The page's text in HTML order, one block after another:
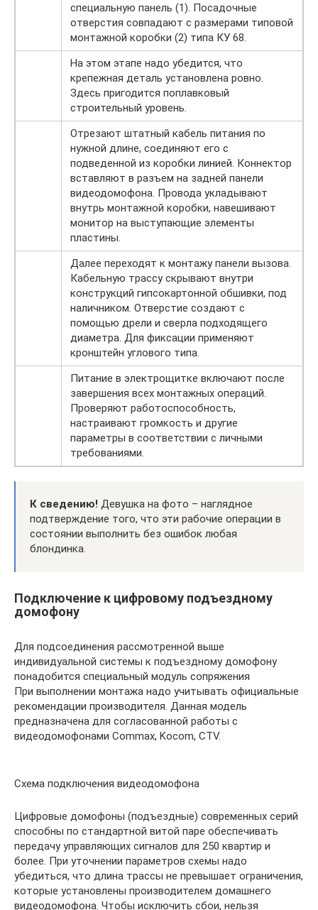
специальную панель (1). Посадочные
отверстия совпадают с размерами типовой
монтажной коробки (2) типа КУ 68.
На этом этапе надо убедится, что
крепежная деталь установлена ровно.
Здесь пригодится поплавковый
строительный уровень.
Отрезают штатный кабель питания по
нужной длине, соединяют его с
подведенной из коробки линией. Коннектор
вставляют в разъем на задней панели
видеодомофона. Провода укладывают
внутрь монтажной коробки, навешивают
монитор на выступающие элементы
пластины.
Далее переходят к монтажу панели вызова.
Кабельную трассу скрывают внутри
конструкций гипсокартонной обшивки, под
наличником. Отверстие создают с
помощью дрели и сверла подходящего
диаметра. Для фиксации применяют
кронштейн углового типа.
Питание в электрощитке включают после
завершения всех монтажных операций.
Проверяют работоспособность,
настраивают громкость и другие
параметры в соответствии с личными
требованиями.
К сведению! Девушка на фото – наглядное
подтверждение того, что эти рабочие операции в
состоянии выполнить без ошибок любая
блондинка.
Подключение к цифровому подъездному
домофону
Для подсоединения рассмотренной выше
индивидуальной системы к подъездному домофону
понадобится специальный модуль сопряжения
При выполнении монтажа надо учитывать официальные
рекомендации производителя. Данная модель
предназначена для согласованной работы с
видеодомофонами Commax, Kocom, CTV.
Схема подключения видеодомофона
Цифровые домофоны (подъездные) современных серий
способны по стандартной витой паре обеспечивать
передачу управляющих сигналов для 250 квартир и
более. При уточнении параметров схемы надо
убедиться, что длина трассы не превышает ограничения,
которые установлены производителем домашнего
видеодомофона. Чтобы исключить сбои, нельзя